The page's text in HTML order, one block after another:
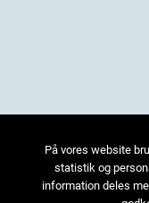
På vores website
statistik og
information deles